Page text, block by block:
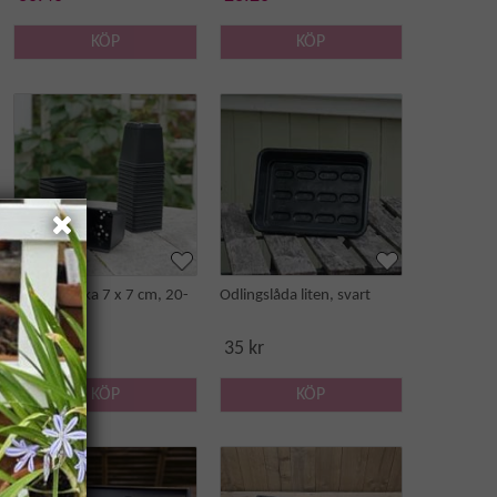
KÖP KÖP
Perennkruka 7 x 7 cm, 20-
pack
49 kr
KÖP
Odlingslåda liten, svart
35 kr
KÖP